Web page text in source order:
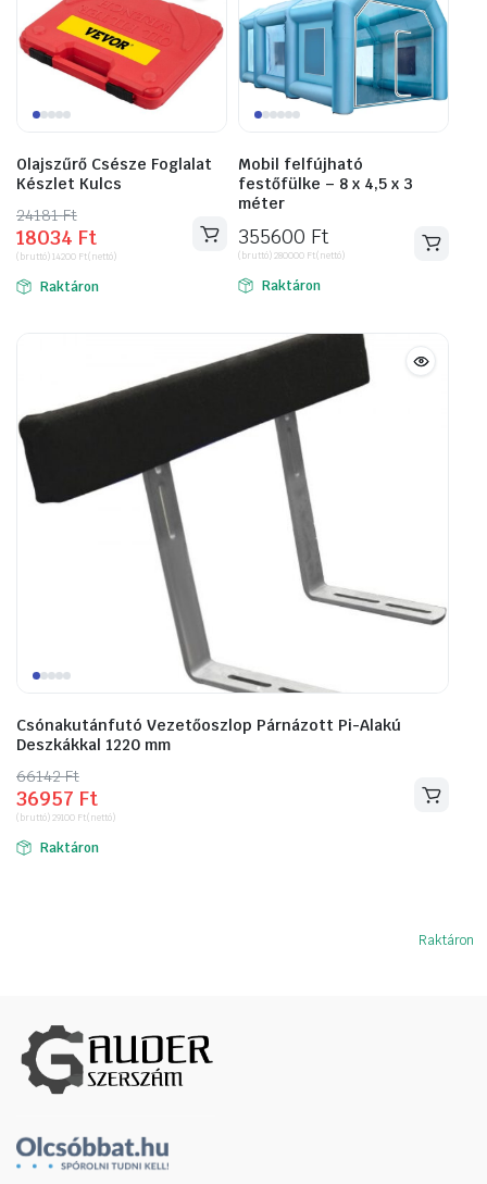
Olajszűrő Csésze Foglalat
Készlet Kulcs
24181Ft
Original
price
was:
24181 Ft.
18034 Ft
Current
price
is:
18034 Ft.
(bruttó)14200 Ft(nettó)
Raktáron
Mobil felfújható
festőfülke – 8 x 4,5 x 3
méter
355600 Ft
(bruttó)280000 Ft(nettó)
Raktáron
Csónakutánfutó Vezetőoszlop Párnázott Pi-Alakú
Deszkákkal 1220 mm
66142Ft
Original
price
was:
66142 Ft.
36957 Ft
Current
price
is:
36957 Ft.
(bruttó)29100 Ft(nettó)
Raktáron
Raktáron